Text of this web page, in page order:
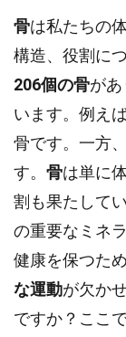
骨は私たちの
構造、役割に
206個の骨が
います。例えば
骨です。一方、
す。 骨は単に
割も果たして
の重要なミネ
健康を保つた
な運動が欠か
ですか？ここで